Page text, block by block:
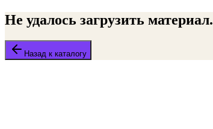
Не удалось загрузить материал.
Назад к каталогу